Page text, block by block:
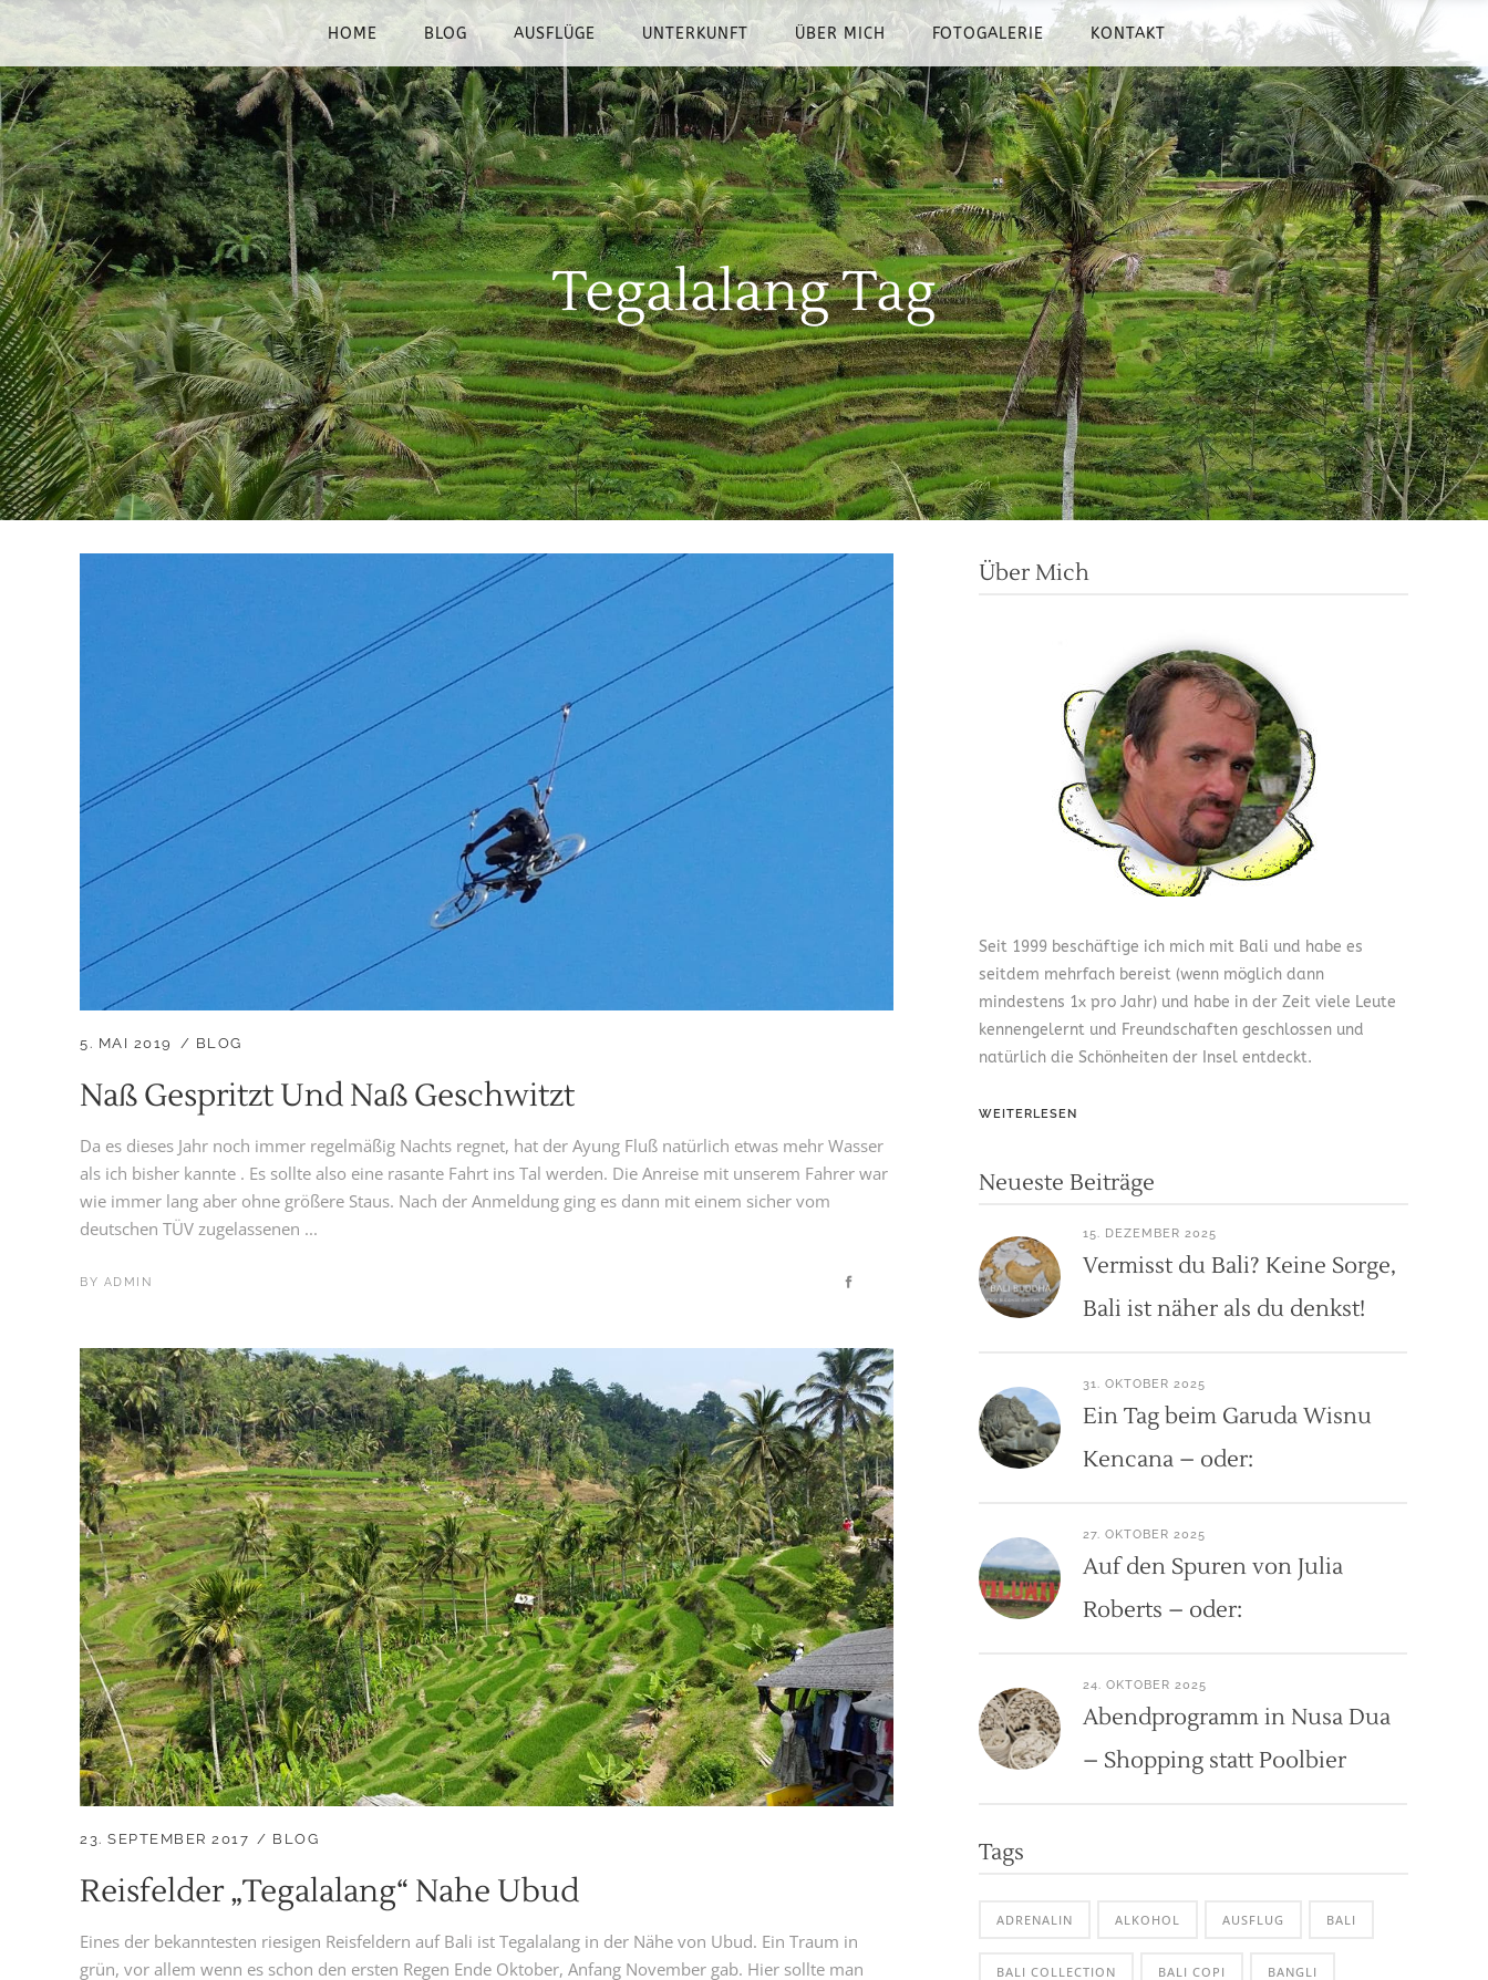
HOME BLOG AUSFLÜGE UNTERKUNFT ÜBER MICH FOTOGALERIE KONTAKT
Tegalalang Tag
5. MAI 2019 BLOG
Naß Gespritzt Und Naß Geschwitzt
Da es dieses Jahr noch immer regelmäßig Nachts regnet, hat der Ayung Fluß natürlich etwas mehr Wasser
als ich bisher kannte . Es sollte also eine rasante Fahrt ins Tal werden. Die Anreise mit unserem Fahrer war
wie immer lang aber ohne größere Staus. Nach der Anmeldung ging es dann mit einem sicher vom
deutschen TÜV zugelassenen ...
BY ADMIN
23. SEPTEMBER 2017 BLOG
Reisfelder „Tegalalang“ Nahe Ubud
Eines der bekanntesten riesigen Reisfeldern auf Bali ist Tegalalang in der Nähe von Ubud. Ein Traum in
grün, vor allem wenn es schon den ersten Regen Ende Oktober, Anfang November gab. Hier sollte man
Über Mich
Seit 1999 beschäftige ich mich mit Bali und habe es
seitdem mehrfach bereist (wenn möglich dann
mindestens 1x pro Jahr) und habe in der Zeit viele Leute
kennengelernt und Freundschaften geschlossen und
natürlich die Schönheiten der Insel entdeckt.
WEITERLESEN
Neueste Beiträge
15. DEZEMBER 2025
Vermisst du Bali? Keine Sorge,
Bali ist näher als du denkst!
31. OKTOBER 2025
Ein Tag beim Garuda Wisnu
Kencana – oder:
27. OKTOBER 2025
Auf den Spuren von Julia
Roberts – oder:
24. OKTOBER 2025
Abendprogramm in Nusa Dua
– Shopping statt Poolbier
Tags
ADRENALIN ALKOHOL AUSFLUG BALI
BALI COLLECTION BALI COPI BANGLI